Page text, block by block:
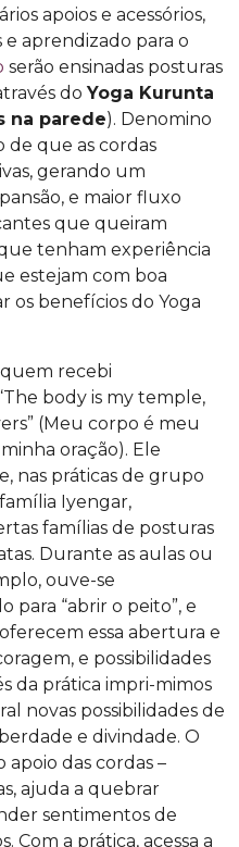
apoios e acessórios,
e aprendizado para o
serão ensinadas posturas
do Yoga Kurunta
na parede). Denomino
de que as cordas
gerando um
e maior fluxo
que queiram
tenham experiência
estejam com boa
os benefícios do Yoga
recebi
body is my temple,
(Meu corpo é meu
oração). Ele
nas práticas de grupo
Iyengar,
famílias de posturas
Durante as aulas ou
ouve-se
“abrir o peito”, e
essa abertura e
e possibilidades
da prática impri-mimos
novas possibilidades de
e divindade. O
das cordas –
ajuda a quebrar
sentimentos de
Com a prática, acessa a